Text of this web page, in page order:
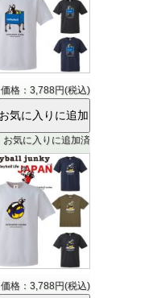
価格：3,788円(税込)
お気に入りに追加済
価格：3,788円(税込)